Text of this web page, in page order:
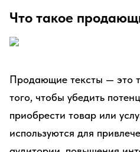
Что такое
Продающие тексты — это
того, чтобы убедить
приобрести товар или
используются для